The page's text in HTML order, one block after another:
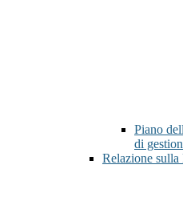
Piano
di
Relazione sulla